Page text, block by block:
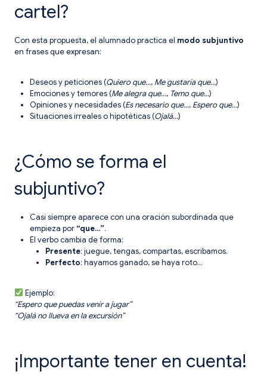
cartel?
Con esta propuesta, el alumnado practica el modo subjuntivo
en frases que expresan:
Deseos y peticiones (Quiero que…, Me gustaría que…)
Emociones y temores (Me alegra que…, Temo que…)
Opiniones y necesidades (Es necesario que…, Espero que…)
Situaciones irreales o hipotéticas (Ojalá…)
¿Cómo se forma el
subjuntivo?
Casi siempre aparece con una oración subordinada que
empieza por“que…”.
El verbo cambia de forma:
Presente: juegue, tengas, compartas, escribamos.
Perfecto: hayamos ganado, se haya roto…
Ejemplo:
“Espero que puedas venir a jugar”
“Ojalá no llueva en la excursión”
¡Importante tener en cuenta!